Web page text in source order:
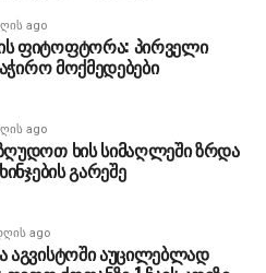
ago
ფიტოფტორა: პირველი
მოქმედებები
ago
ხის სიმაღლეში ზრდა
გარეშე
ago
აგვისტოში აუცილებლად